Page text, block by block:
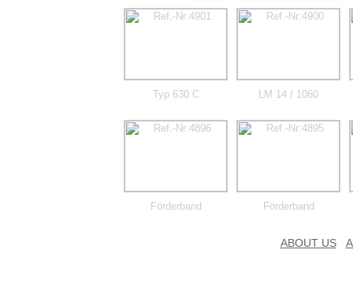
Typ 630 C LM 14 / 1060
Förderband Förderband
ABOUT US